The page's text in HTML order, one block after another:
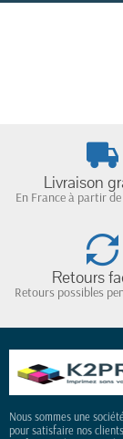
Livraison
En France à partir
Retours
Retours possibles
Nous sommes une
pour satisfaire nos